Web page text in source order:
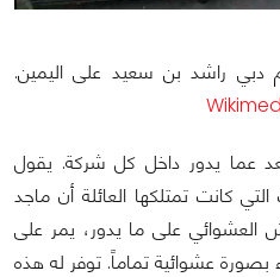
دبي راشد بن سعيد على اليمين.
عما يدور داخل كل شركة. يقول
كانت تمتلكها العائلة أن ماجد
العشوائي على ما يدور، يمر على
عشوائية تماماً. توفر له هذه